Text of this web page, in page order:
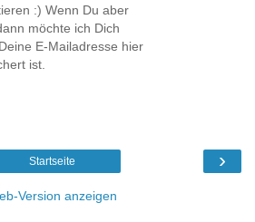
:) Wenn Du aber
möchte ich Dich
E-Mailadresse hier
ist.
›
Startseite
Version anzeigen